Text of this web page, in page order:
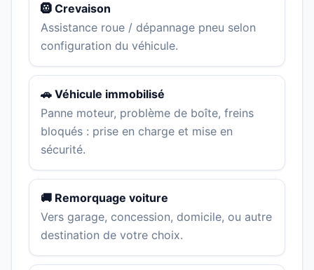
🛞 Crevaison
Assistance roue / dépannage pneu selon
configuration du véhicule.
🚗 Véhicule immobilisé
Panne moteur, problème de boîte, freins
bloqués : prise en charge et mise en
sécurité.
🚚 Remorquage voiture
Vers garage, concession, domicile, ou autre
destination de votre choix.